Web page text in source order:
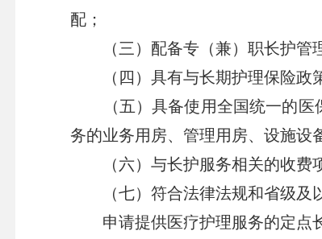
配；
（三）配备专（兼）职长护管理
（四）具有与长期护理保险政策
（五）具备使用全国统一的医保
务的业务用房、管理用房、设施设
（六）与长护服务相关的收费
（七）符合法律法规和省级及以
申请提供医疗护理服务的定点长